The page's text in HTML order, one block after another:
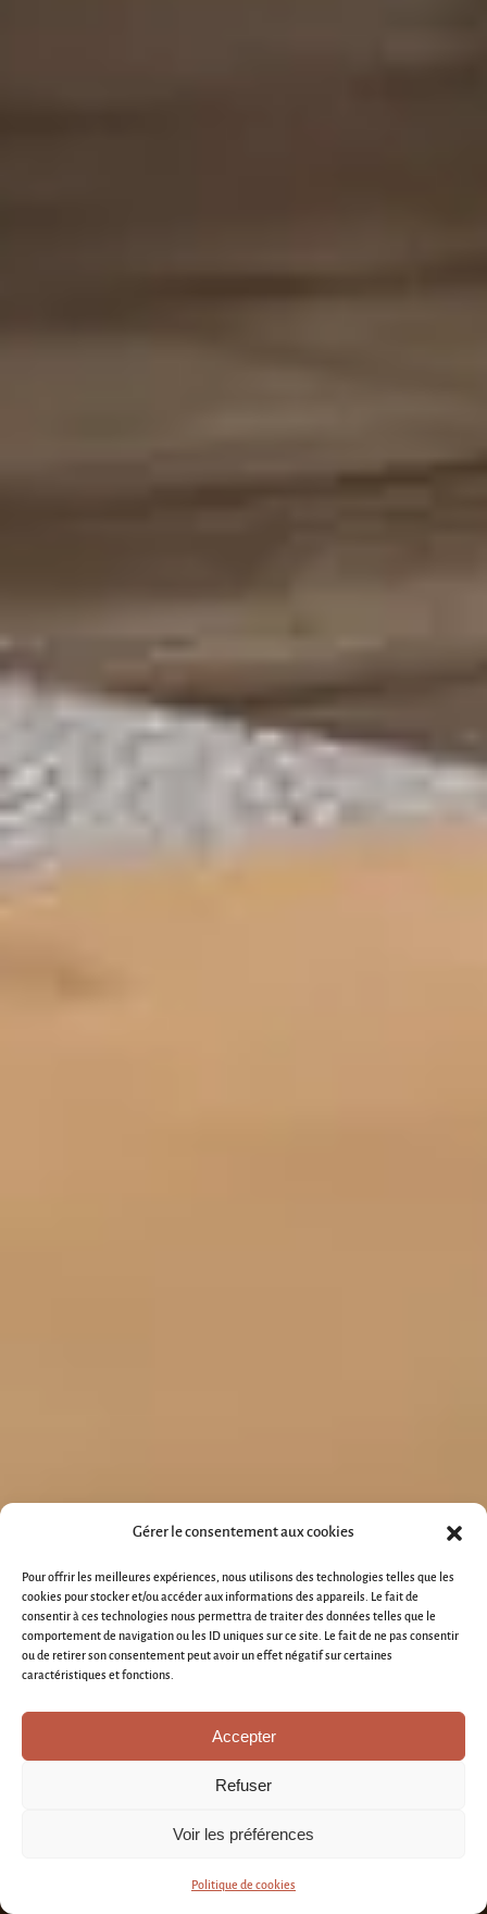
Gérer le consentement aux cookies
Pour offrir les meilleures expériences, nous utilisons des technologies telles que les
cookies pour stocker et/ou accéder aux informations des appareils. Le fait de
consentir à ces technologies nous permettra de traiter des données telles que le
comportement de navigation ou les ID uniques sur ce site. Le fait de ne pas consentir
ou de retirer son consentement peut avoir un effet négatif sur certaines
caractéristiques et fonctions.
Accepter
Refuser
Voir les préférences
Politique de cookies